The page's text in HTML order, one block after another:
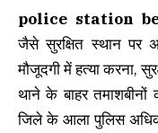
police station
जैसे सुरक्षित स्थान पर
मौजूदगी में हत्या करना,
थाने के बाहर तमाशबीनों
जिले के आला पुलिस